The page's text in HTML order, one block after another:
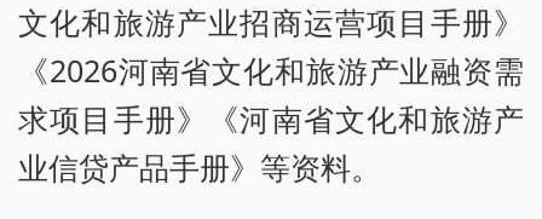
文化和旅游产业招商运营项目手册》
《2026河南省文化和旅游产业融资需
求项目手册》《河南省文化和旅游产
业信贷产品手册》等资料。